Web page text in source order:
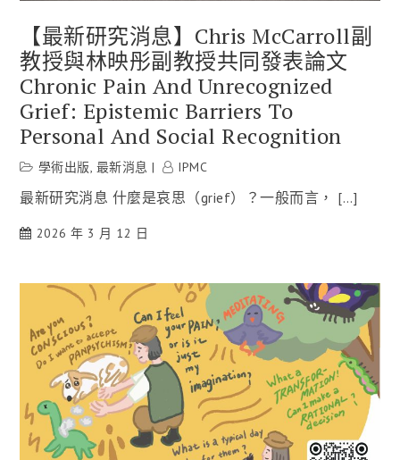
【最新研究消息】Chris McCarroll副
教授與林映彤副教授共同發表論文
Chronic Pain And Unrecognized
Grief: Epistemic Barriers To
Personal And Social Recognition
學術出版, 最新消息 IPMC
最新研究消息 什麼是哀思（grief）？一般而言， […]
2026 年 3 月 12 日